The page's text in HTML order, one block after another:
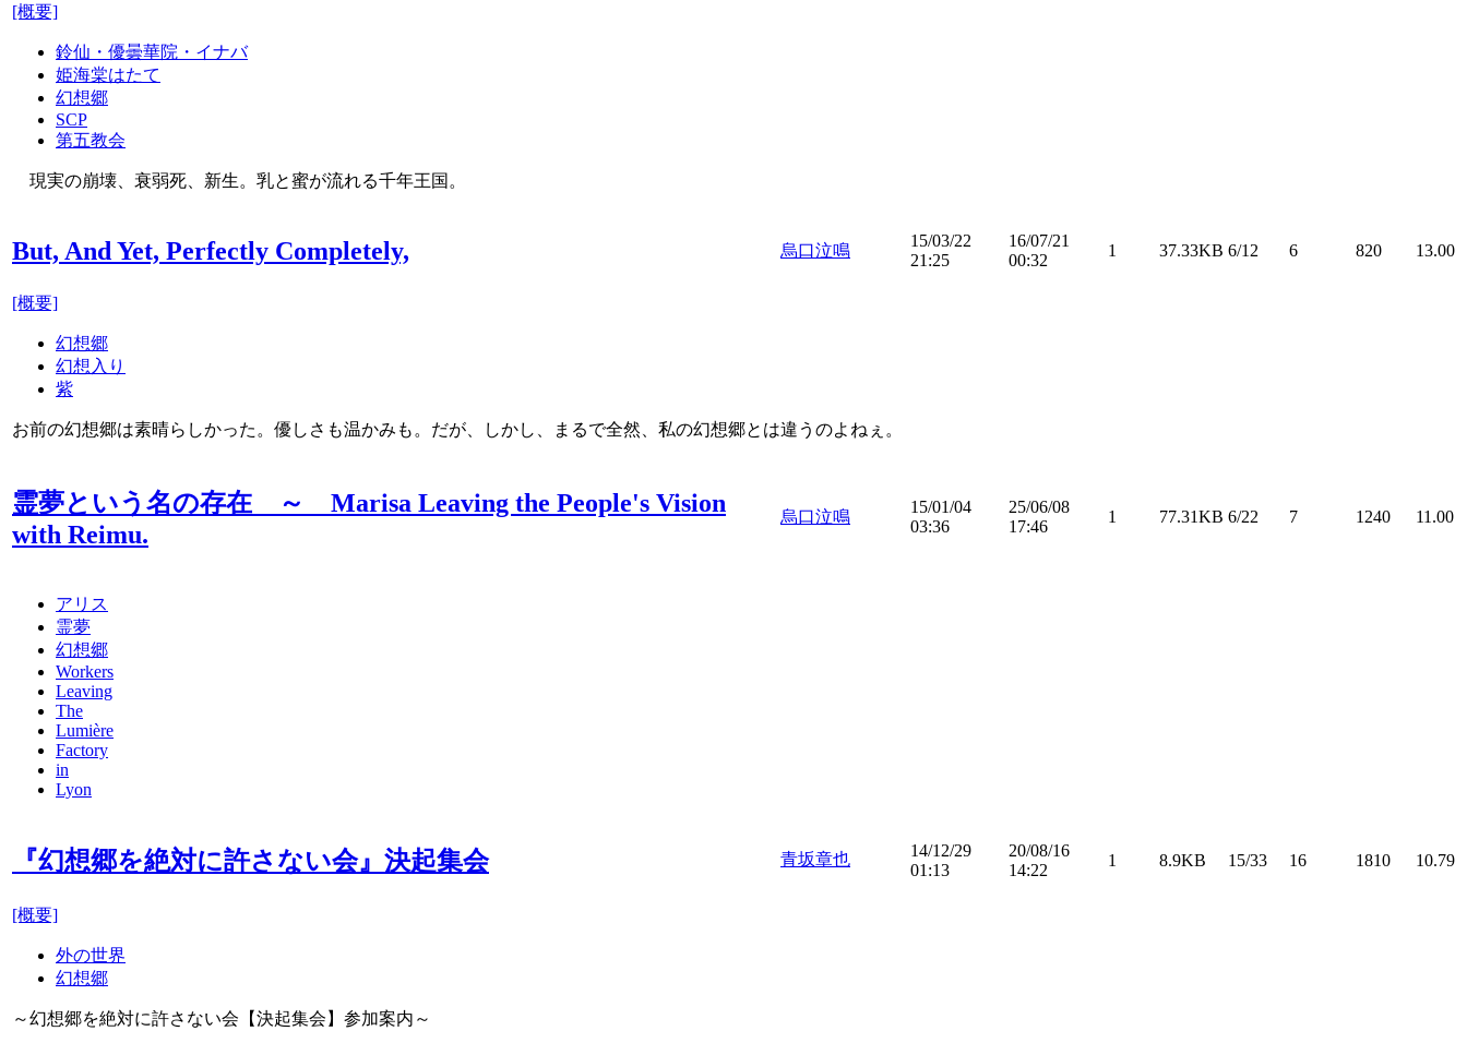
[概要]
鈴仙・優曇華院・イナバ
姫海棠はたて
幻想郷
SCP
第五教会
現実の崩壊、衰弱死、新生。乳と蜜が流れる千年王国。
But, And Yet, Perfectly Completely, 烏口泣鳴
15/03/22
21:25
16/07/21
00:32
1 37.33KB 6/12 6 820 13.00
[概要]
幻想郷
幻想入り
紫
お前の幻想郷は素晴らしかった。優しさも温かみも。だが、しかし、まるで全然、私の幻想郷とは違うのよねぇ。
霊夢という名の存在 ～ Marisa Leaving the People's Vision
with Reimu.
烏口泣鳴
15/01/04
03:36
25/06/08
17:46
1 77.31KB 6/22 7 1240 11.00
アリス
霊夢
幻想郷
Workers
Leaving
The
Lumière
Factory
in
Lyon
『幻想郷を絶対に許さない会』決起集会 青坂章也
14/12/29
01:13
20/08/16
14:22
1 8.9KB 15/33 16 1810 10.79
[概要]
外の世界
幻想郷
～幻想郷を絶対に許さない会【決起集会】参加案内～